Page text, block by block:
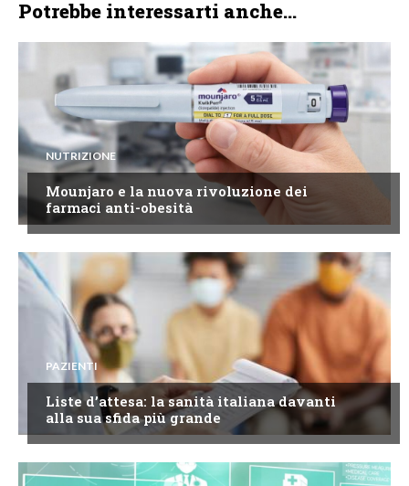
Potrebbe interessarti anche...
NUTRIZIONE
Mounjaro e la nuova rivoluzione dei
farmaci anti-obesità
PAZIENTI
Liste d’attesa: la sanità italiana davanti
alla sua sfida più grande